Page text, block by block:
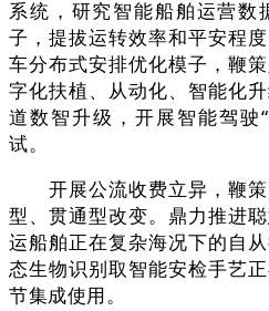
系统，研究智能船舶运营数
子，提拔运转效率和平安程
车分布式安排优化模子，鞭
字化扶植、从动化、智能化
道数智升级，开展智能驾驶
试。
开展公流收费立异，鞭策
型、贯通型改变。鼎力推进
运船舶正在复杂海况下的自
态生物识别取智能安检手艺
节集成使用。